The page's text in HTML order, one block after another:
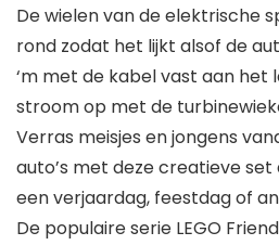
De wielen van de elektrische
rond zodat het lijkt alsof de
‘m met de kabel vast aan het
stroom op met de
Verras meisjes en jongens
auto’s met deze creatieve
een verjaardag, feestdag of
De populaire serie LEGO